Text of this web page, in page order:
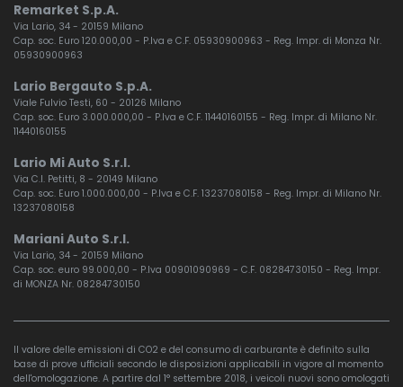
Remarket S.p.A.
Via Lario, 34 - 20159 Milano
Cap. soc. Euro 120.000,00 - P.Iva e C.F. 05930900963 - Reg. Impr. di Monza Nr.
05930900963
Lario Bergauto S.p.A.
Viale Fulvio Testi, 60 - 20126 Milano
Cap. soc. Euro 3.000.000,00 - P.Iva e C.F. 11440160155 - Reg. Impr. di Milano Nr.
11440160155
Lario Mi Auto S.r.l.
Via C.I. Petitti, 8 - 20149 Milano
Cap. soc. Euro 1.000.000,00 - P.Iva e C.F. 13237080158 - Reg. Impr. di Milano Nr.
13237080158
Mariani Auto S.r.l.
Via Lario, 34 - 20159 Milano
Cap. soc. euro 99.000,00 - P.Iva 00901090969 - C.F. 08284730150 - Reg. Impr.
di MONZA Nr. 08284730150
Il valore delle emissioni di CO2 e del consumo di carburante è definito sulla
base di prove ufficiali secondo le disposizioni applicabili in vigore al momento
dell'omologazione. A partire dal 1° settembre 2018, i veicoli nuovi sono omologati